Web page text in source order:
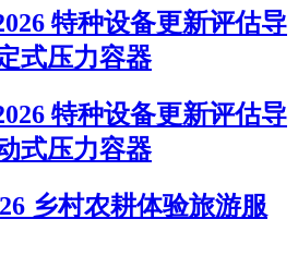
特种设备更新评估导
式压力容器
特种设备更新评估导
式压力容器
乡村农耕体验旅游服